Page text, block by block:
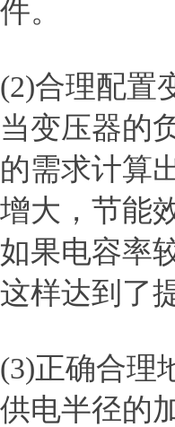
件。
(2)合理配置
当变压器的
的需求计算
增大，节能
如果电容率
这样达到了
(3)正确合理
供电半径的